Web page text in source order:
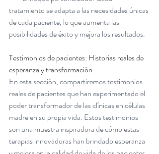
tratamiento se adapta a las necesidades únicas
de cada paciente, lo que aumenta las
posibilidades de éxito y mejora los resultados.
Testimonios de pacientes: Historias reales de
esperanza y transformación
En esta sección, compartiremos testimonios
reales de pacientes que han experimentado el
poder transformador de las clínicas en células
madre en su propia vida. Estos testimonios
son una muestra inspiradora de cómo estas
terapias innovadoras han brindado esperanza